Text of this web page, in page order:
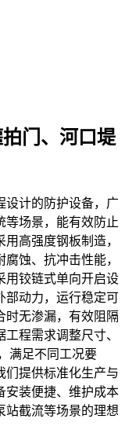
门、河口堤
设计的防护设备，广
等场景，能有效防止
高强度钢板制造，
蚀、抗冲击性能，
用铰链式单向开启设
部动力，运行稳定可
时无渗漏，有效阻隔
程需求调整尺寸、
满足不同工况要
们提供标准化生产与
安装便捷、维护成本
站截流等场景的理想